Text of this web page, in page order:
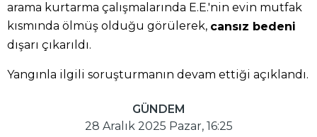
arama kurtarma çalışmalarında E.E.'nin evin mutfak
kısmında ölmüş olduğu görülerek, cansız bedeni
dışarı çıkarıldı.
Yangınla ilgili soruşturmanın devam ettiği açıklandı.
GÜNDEM
28 Aralık 2025 Pazar, 16:25